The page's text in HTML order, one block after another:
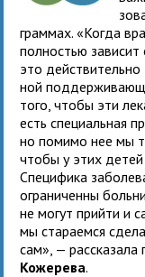
грам­мах. «Когда
пол­но­стью зави­сит
это
ной
того, чтобы эти
есть спе­ци­аль­ная
но помимо нее мы
чтобы у этих
Специфика
огра­ни­ченны
не могут прийти и
мы ста­ра­емся
сам», —
Кожерева.